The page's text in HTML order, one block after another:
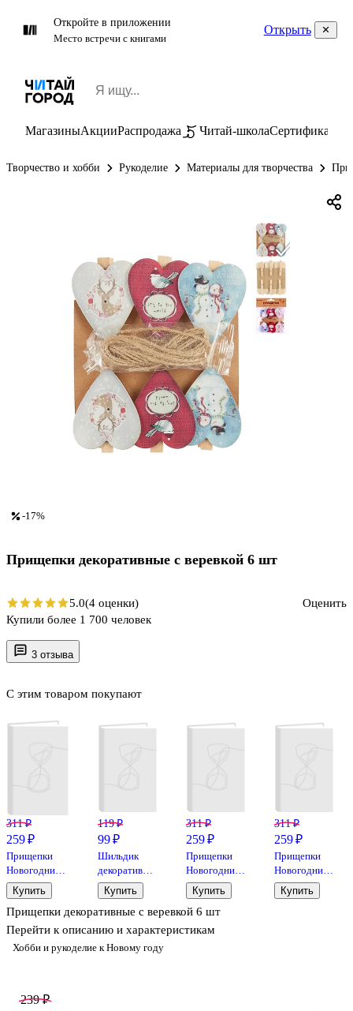
Откройте в приложении
Место встречи с книгами
Открыть
МагазиныАкцииРаспродажа Читай-школаСертификаты
Творчество и хобби Рукоделие Материалы для творчества
3 отзыва
Хобби и рукоделие к Новому году
Прищепки декоративные с веревкой 6 шт
Перейти к описанию и характеристикам
С этим товаром покупают
311 ₽
259 ₽
Прищепки
Новогодние
красные (дом,
елка, подарок
), 6 шт,4,5 х 3
см ( дерево)
(1108-1)
Купить
119 ₽
99 ₽
Шильдик
декоративный
в наборе
«Счастья в
Новом
Году», 6 шт,
17х15
Купить
311 ₽
259 ₽
Прищепки
Новогодние
(сердце,
звезда,
елочка), 6 шт,
3,5 х 5 см(
Купить
311 ₽
259 ₽
Прищепки
Новогодние
(два оленя,
елочка), 6шт,
Купить
-17%
Прищепки декоративные с веревкой 6 шт
5.0(4 оценки)
Оценить
Купили более 1 700 человек
239 ₽